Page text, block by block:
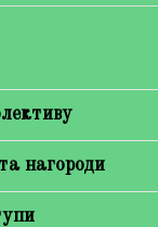
Михайлівна
нагороди